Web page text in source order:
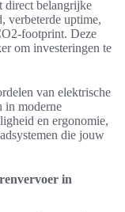
direct belangrijke
verbeterde uptime,
footprint. Deze
om investeringen te
van elektrische
in moderne
en ergonomie,
die jouw
in